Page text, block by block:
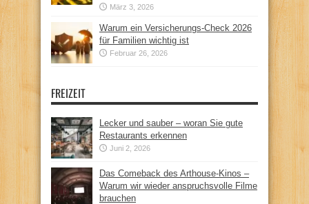
März 3, 2026
Warum ein Versicherungs-Check 2026
für Familien wichtig ist
Februar 26, 2026
FREIZEIT
Lecker und sauber – woran Sie gute
Restaurants erkennen
Juni 2, 2026
Das Comeback des Arthouse-Kinos –
Warum wir wieder anspruchsvolle Filme
brauchen